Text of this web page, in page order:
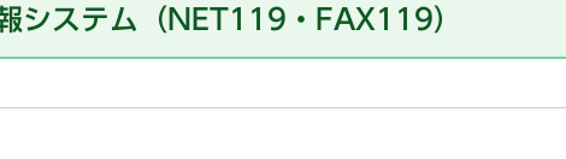
システム（NET119・FAX119）